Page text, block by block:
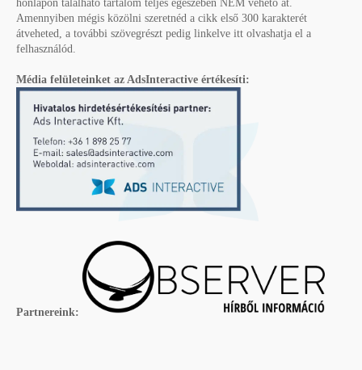
honlapon található tartalom teljes egészében NEM vehető át.
Amennyiben mégis közölni szeretnéd a cikk első 300 karakterét
átveheted, a további szövegrészt pedig linkelve itt olvashatja el a
felhasználód.
Média felületeinket az AdsInteractive értékesíti:
Partnereink: